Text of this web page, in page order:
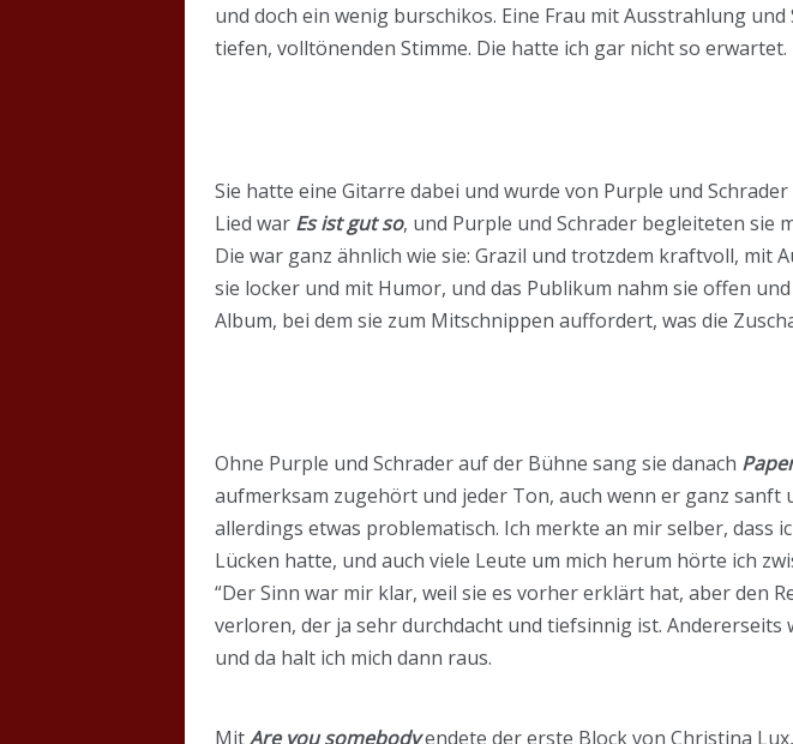
und doch ein wenig burschikos. Eine Frau mit Ausstrahlung
tiefen, volltönenden Stimme. Die hatte ich gar nicht so erwartet.
Sie hatte eine Gitarre dabei und wurde von Purple und
Lied war Es ist gut so, und Purple und Schrader begleiteten sie
Die war ganz ähnlich wie sie: Grazil und trotzdem kraftvoll, mit
sie locker und mit Humor, und das Publikum nahm sie offen
Album, bei dem sie zum Mitschnippen auffordert, was die
Ohne Purple und Schrader auf der Bühne sang sie danach
aufmerksam zugehört und jeder Ton, auch wenn er ganz
allerdings etwas problematisch. Ich merkte an mir selber, dass
Lücken hatte, und auch viele Leute um mich herum hörte ich
“Der Sinn war mir klar, weil sie es vorher erklärt hat, aber den
verloren, der ja sehr durchdacht und tiefsinnig ist.
und da halt ich mich dann raus.
MitAre you somebodyendete der erste Block von Christina